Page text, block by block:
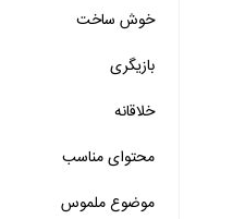
خیر
خیر
خیر
خیر تقریبا
خیر تقریبا
خوش ساخت
بازیگری
خلاقانه
محتوای مناسب
موضوع ملموس